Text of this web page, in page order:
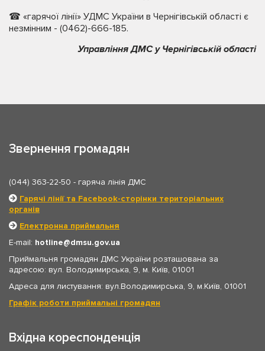
☎ «гарячої лінії» УДМС України в Чернігівській області є
незмінним - (0462)-666-185.
Управління ДМС у Чернігівській області
Звернення громадян
(044) 363-22-50 - гаряча лінія ДМС
Гарячі лінії та Facebook-сторінки територіальних
органів
Електронна приймальня
E-mail: hotline
dmsu.gov.ua
Приймальня громадян ДМС України розташована за
адресою: вул. Володимирська, 9, м. Київ, 01001
Адреса для листування: вул.Володимирська, 9, м.Київ, 01001
Графік роботи приймальні громадян
Вхідна кореспонденція